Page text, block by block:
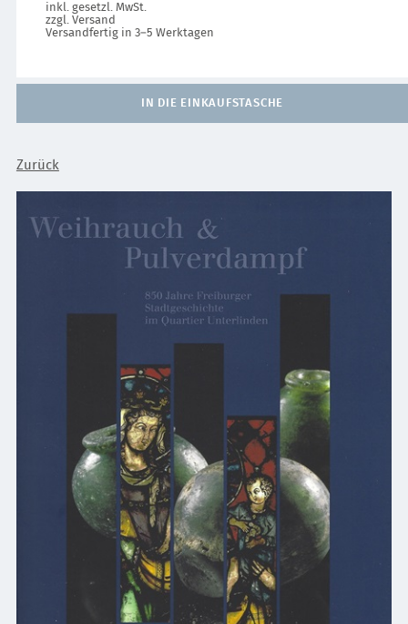
inkl. gesetzl. MwSt.
zzgl. Versand
Versandfertig in 3–5 Werktagen
IN DIE EINKAUFSTASCHE
Zurück